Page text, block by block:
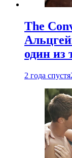
The
один из
2 года спустя